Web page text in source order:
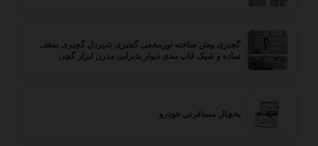
گچبری پیش ساخته نورمخفی گچبری شیردل گچبری سقف
ساده و شیک قاب بندی دیوار پذیرایی مدرن ابزار گچی
یخچال مسافرتی خودرو